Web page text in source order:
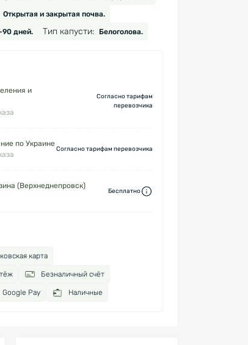
Открытая и закрытая почва.
дней. Тип капусти: Белоголова.
и
Согласно тарифам
перевозчика
по Украине
Согласно тарифам перевозчика
(Верхнеднепровск)
Бесплатно
карта
Безналичный счёт
Google Pay Наличные